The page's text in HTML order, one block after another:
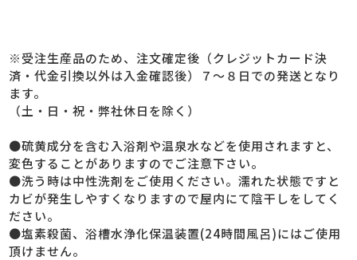
※受注生産品のため、注文確定後（クレジットカード決
済・代金引換以外は入金確認後）７～８日での発送となり
ます。
（土・日・祝・弊社休日を除く）
●硫黄成分を含む入浴剤や温泉水などを使用されますと、
変色することがありますのでご注意下さい。
●洗う時は中性洗剤をご使用ください。濡れた状態ですと
カビが発生しやすくなりますので屋内にて陰干しをしてく
ださい。
●塩素殺菌、浴槽水浄化保温装置(24時間風呂)にはご使用
頂けません。